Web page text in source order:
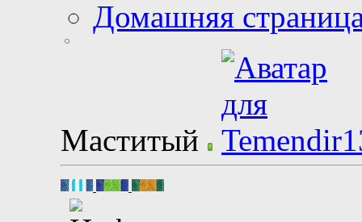
Домашняя
Маститый